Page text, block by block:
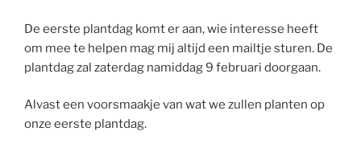
De eerste plantdag komt er aan, wie interesse heeft
om mee te helpen mag mij altijd een mailtje sturen. De
plantdag zal zaterdag namiddag 9 februari doorgaan.
Alvast een voorsmaakje van wat we zullen planten op
onze eerste plantdag.